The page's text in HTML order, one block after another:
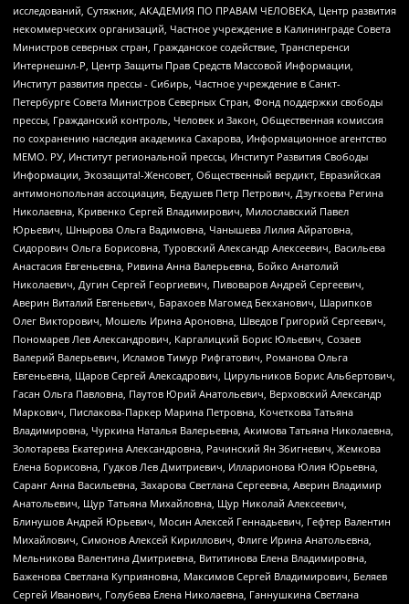
исследований, Сутяжник, АКАДЕМИЯ ПО ПРАВАМ ЧЕЛОВЕКА, Центр развития
некоммерческих организаций, Частное учреждение в Калининграде Совета
Министров северных стран, Гражданское содействие, Трансперенси
Интернешнл-Р, Центр Защиты Прав Средств Массовой Информации,
Институт развития прессы - Сибирь, Частное учреждение в Санкт-
Петербурге Совета Министров Северных Стран, Фонд поддержки свободы
прессы, Гражданский контроль, Человек и Закон, Общественная комиссия
по сохранению наследия академика Сахарова, Информационное агентство
МЕМО. РУ, Институт региональной прессы, Институт Развития Свободы
Информации, Экозащита!-Женсовет, Общественный вердикт, Евразийская
антимонопольная ассоциация, Бедушев Петр Петрович, Дзугкоева Регина
Николаевна, Кривенко Сергей Владимирович, Милославский Павел
Юрьевич, Шнырова Ольга Вадимовна, Чанышева Лилия Айратовна,
Сидорович Ольга Борисовна, Туровский Александр Алексеевич, Васильева
Анастасия Евгеньевна, Ривина Анна Валерьевна, Бойко Анатолий
Николаевич, Дугин Сергей Георгиевич, Пивоваров Андрей Сергеевич,
Аверин Виталий Евгеньевич, Барахоев Магомед Бекханович, Шарипков
Олег Викторович, Мошель Ирина Ароновна, Шведов Григорий Сергеевич,
Пономарев Лев Александрович, Каргалицкий Борис Юльевич, Созаев
Валерий Валерьевич, Исламов Тимур Рифгатович, Романова Ольга
Евгеньевна, Щаров Сергей Алексадрович, Цирульников Борис Альбертович,
Гасан Ольга Павловна, Паутов Юрий Анатольевич, Верховский Александр
Маркович, Пислакова-Паркер Марина Петровна, Кочеткова Татьяна
Владимировна, Чуркина Наталья Валерьевна, Акимова Татьяна Николаевна,
Золотарева Екатерина Александровна, Рачинский Ян Збигневич, Жемкова
Елена Борисовна, Гудков Лев Дмитриевич, Илларионова Юлия Юрьевна,
Саранг Анна Васильевна, Захарова Светлана Сергеевна, Аверин Владимир
Анатольевич, Щур Татьяна Михайловна, Щур Николай Алексеевич,
Блинушов Андрей Юрьевич, Мосин Алексей Геннадьевич, Гефтер Валентин
Михайлович, Симонов Алексей Кириллович, Флиге Ирина Анатольевна,
Мельникова Валентина Дмитриевна, Вититинова Елена Владимировна,
Баженова Светлана Куприяновна, Максимов Сергей Владимирович, Беляев
Сергей Иванович, Голубева Елена Николаевна, Ганнушкина Светлана